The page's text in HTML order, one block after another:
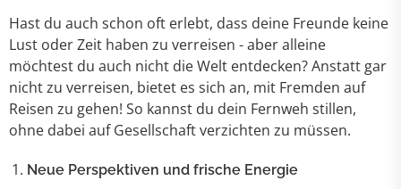
Hast du auch schon oft erlebt, dass deine Freunde keine
Lust oder Zeit haben zu verreisen - aber alleine
möchtest du auch nicht die Welt entdecken? Anstatt gar
nicht zu verreisen, bietet es sich an, mit Fremden auf
Reisen zu gehen! So kannst du dein Fernweh stillen,
ohne dabei auf Gesellschaft verzichten zu müssen.
Neue Perspektiven und frische Energie